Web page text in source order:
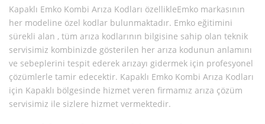
Kapaklı Emko Kombi Arıza Kodları özellikleEmko markasının
her modeline özel kodlar bulunmaktadır. Emko eğitimini
sürekli alan , tüm arıza kodlarının bilgisine sahip olan teknik
servisimiz kombinizde gösterilen her arıza kodunun anlamını
ve sebeplerini tespit ederek arızayı gidermek için profesyonel
çözümlerle tamir edecektir. Kapaklı Emko Kombi Arıza Kodları
için Kapaklı bölgesinde hizmet veren firmamız arıza çözüm
servisimiz ile sizlere hizmet vermektedir.